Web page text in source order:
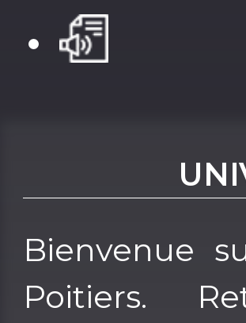
Bienvenue
Poitiers.